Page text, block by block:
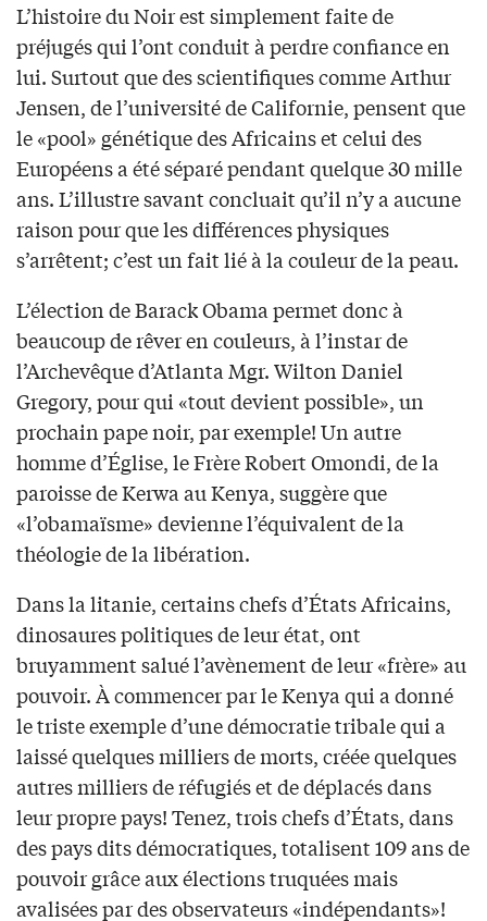
L’histoire du Noir est simplement faite de
préjugés qui l’ont conduit à perdre confiance en
lui. Surtout que des scientifiques comme Arthur
Jensen, de l’université de Californie, pensent que
le «pool» génétique des Africains et celui des
Européens a été séparé pendant quelque 30 mille
ans. L’illustre savant concluait qu’il n’y a aucune
raison pour que les différences physiques
s’arrêtent; c’est un fait lié à la couleur de la peau.
L’élection de Barack Obama permet donc à
beaucoup de rêver en couleurs, à l’instar de
l’Archevêque d’Atlanta Mgr. Wilton Daniel
Gregory, pour qui «tout devient possible», un
prochain pape noir, par exemple! Un autre
homme d’Église, le Frère Robert Omondi, de la
paroisse de Kerwa au Kenya, suggère que
«l’obamaïsme» devienne l’équivalent de la
théologie de la libération.
Dans la litanie, certains chefs d’États Africains,
dinosaures politiques de leur état, ont
bruyamment salué l’avènement de leur «frère» au
pouvoir. À commencer par le Kenya qui a donné
le triste exemple d’une démocratie tribale qui a
laissé quelques milliers de morts, créée quelques
autres milliers de réfugiés et de déplacés dans
leur propre pays! Tenez, trois chefs d’États, dans
des pays dits démocratiques, totalisent 109 ans de
pouvoir grâce aux élections truquées mais
avalisées par des observateurs «indépendants»!